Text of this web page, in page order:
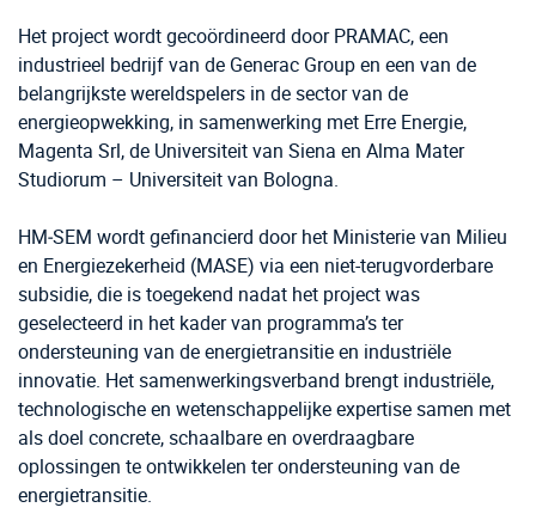
Het project wordt gecoördineerd door PRAMAC, een
industrieel bedrijf van de Generac Group en een van de
belangrijkste wereldspelers in de sector van de
energieopwekking, in samenwerking met Erre Energie,
Magenta Srl, de Universiteit van Siena en Alma Mater
Studiorum – Universiteit van Bologna.
HM‑SEM wordt gefinancierd door het Ministerie van Milieu
en Energiezekerheid (MASE) via een niet-terugvorderbare
subsidie, die is toegekend nadat het project was
geselecteerd in het kader van programma’s ter
ondersteuning van de energietransitie en industriële
innovatie. Het samenwerkingsverband brengt industriële,
technologische en wetenschappelijke expertise samen met
als doel concrete, schaalbare en overdraagbare
oplossingen te ontwikkelen ter ondersteuning van de
energietransitie.